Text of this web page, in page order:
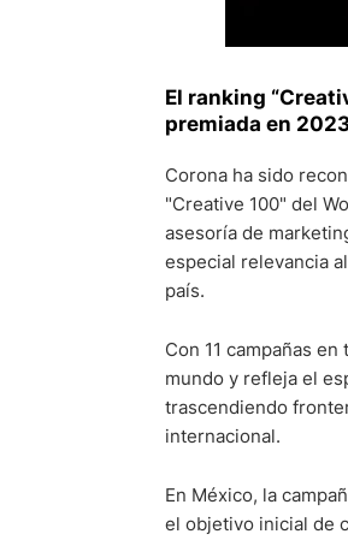
El ranking
premiada en
Corona ha sido
"Creative 100" del
asesoría de
especial relevancia
país.
Con 11 campañas
mundo y refleja el
trascendiendo
internacional.
En México, la
el objetivo inicial de